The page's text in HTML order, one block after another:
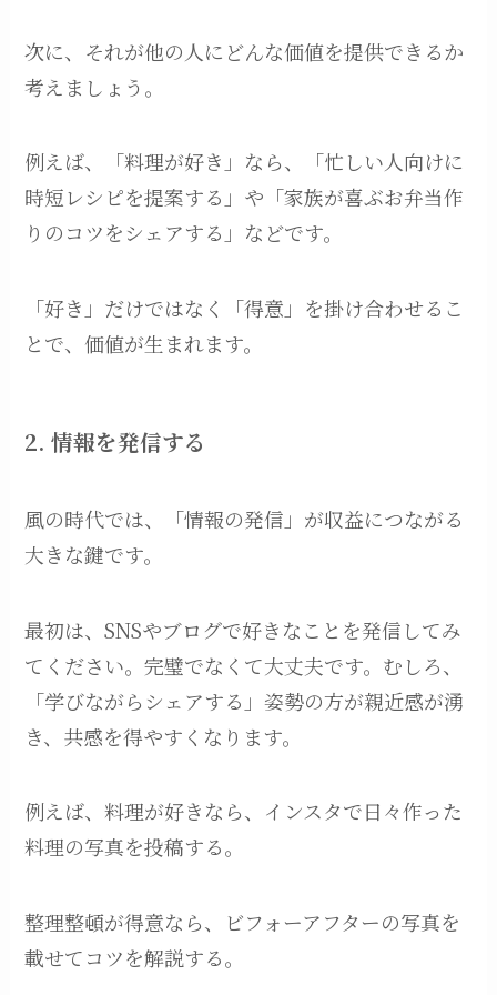
次に、それが他の人にどんな価値を提供できるか
考えましょう。
例えば、「料理が好き」なら、「忙しい人向けに
時短レシピを提案する」や「家族が喜ぶお弁当作
りのコツをシェアする」などです。
「好き」だけではなく「得意」を掛け合わせるこ
とで、価値が生まれます。
2. 情報を発信する
風の時代では、「情報の発信」が収益につながる
大きな鍵です。
最初は、SNSやブログで好きなことを発信してみ
てください。完璧でなくて大丈夫です。むしろ、
「学びながらシェアする」姿勢の方が親近感が湧
き、共感を得やすくなります。
例えば、料理が好きなら、インスタで日々作った
料理の写真を投稿する。
整理整頓が得意なら、ビフォーアフターの写真を
載せてコツを解説する。